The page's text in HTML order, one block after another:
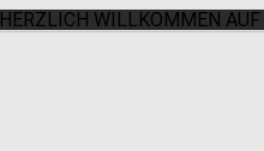
HERZLICH WILLKOMMEN